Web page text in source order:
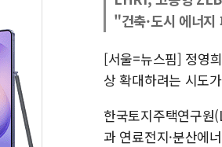
"건축·도시 에너
[서울=뉴스핌] 정영
상 확대하려는 시도
한국토지주택연구원
과 연료전지·분산에